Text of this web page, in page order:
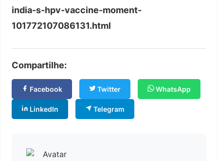
india-s-hpv-vaccine-moment-
101772107086131.html
Compartilhe:
Facebook Twitter WhatsApp
LinkedIn Telegram